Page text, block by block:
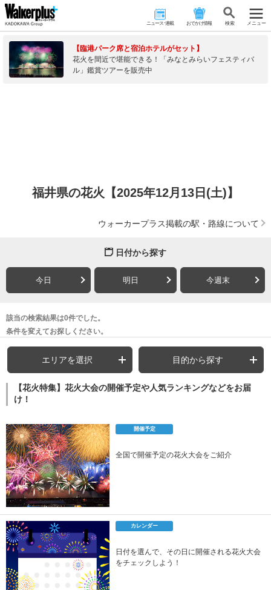
ニュース･連載 おでかけ情報 検 索 メニュー
【臨港パーク席と宿泊ホテルがセット】
花火を間近で堪能できる！「みなとみらいフェスティバ
ル」鑑賞ツアーを販売中
福井県の花火【2025年12月13日(土)】
ウォーカープラス掲載の駅・路線について
日付から探す
今日 明日 今週末
該当の検索結果は0件でした。
条件を変えてお探しください。
エリアを選択 目的から探す
【花火特集】花火大会の開催予定や人気ランキングなどをお届
け！
開催予定
全国で開催予定の花火大会をご紹介
カレンダー
日付を選んで、その日に開催される花火大会
をチェックしよう！